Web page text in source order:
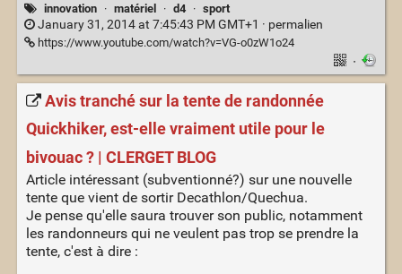
innovation · matériel · d4 · sport
January 31, 2014 at 7:45:43 PM GMT+1 · permalien
https://www.youtube.com/watch?v=VG-o0zW1o24
·
Avis tranché sur la tente de randonnée
Quickhiker, est-elle vraiment utile pour le
bivouac ? | CLERGET BLOG
Article intéressant (subventionné?) sur une nouvelle
tente que vient de sortir Decathlon/Quechua.
Je pense qu'elle saura trouver son public, notamment
les randonneurs qui ne veulent pas trop se prendre la
tente, c'est à dire :